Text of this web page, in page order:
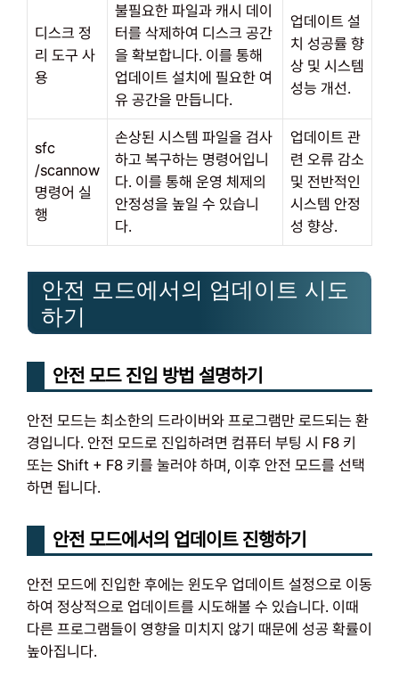
디스크 정
리 도구 사
용
불필요한 파일과 캐시 데이
터를 삭제하여 디스크 공간
을 확보합니다. 이를 통해
업데이트 설치에 필요한 여
유 공간을 만듭니다.
업데이트 설
치 성공률 향
상 및 시스템
성능 개선.
sfc
/scannow
명령어 실
행
손상된 시스템 파일을 검사
하고 복구하는 명령어입니
다. 이를 통해 운영 체제의
안정성을 높일 수 있습니
다.
업데이트 관
련 오류 감소
및 전반적인
시스템 안정
성 향상.
안전 모드에서의 업데이트 시도
하기
안전 모드 진입 방법 설명하기
안전 모드는 최소한의 드라이버와 프로그램만 로드되는 환
경입니다. 안전 모드로 진입하려면 컴퓨터 부팅 시 F8 키
또는 Shift + F8 키를 눌러야 하며, 이후 안전 모드를 선택
하면 됩니다.
안전 모드에서의 업데이트 진행하기
안전 모드에 진입한 후에는 윈도우 업데이트 설정으로 이동
하여 정상적으로 업데이트를 시도해볼 수 있습니다. 이때
다른 프로그램들이 영향을 미치지 않기 때문에 성공 확률이
높아집니다.